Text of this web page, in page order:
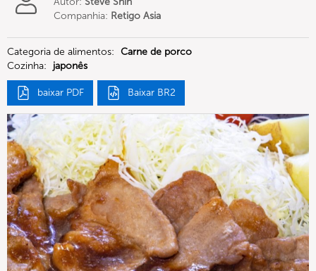
Companhia: Retigo Asia
Categoria de alimentos: Carne de porco
Cozinha:
japonês
baixar PDF Baixar BR2